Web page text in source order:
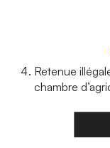
Retenue
chambre